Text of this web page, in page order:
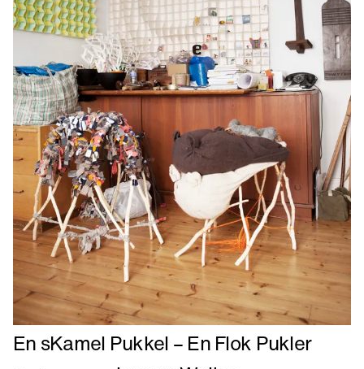
Læs
mere
En sKamel Pukkel – En Flok Pukler